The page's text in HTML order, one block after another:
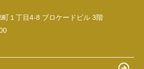
１丁目4-8 ブロケードビル 3階